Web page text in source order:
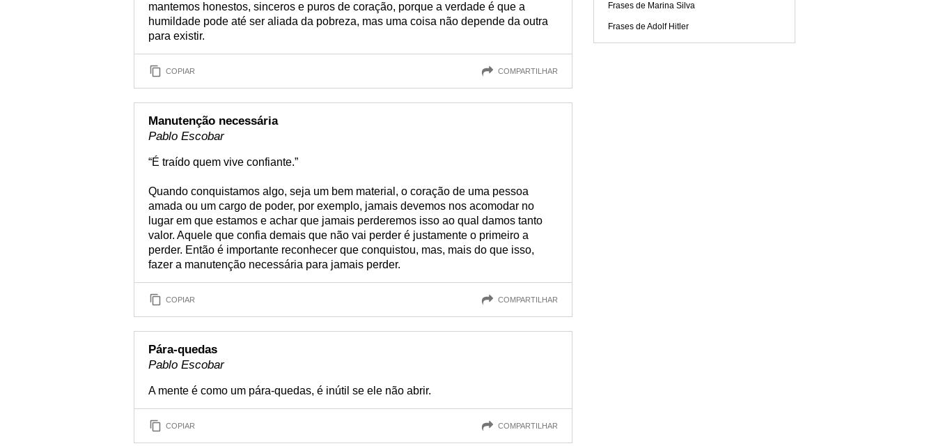
mantemos honestos, sinceros e puros de coração, porque a verdade é que a
humildade pode até ser aliada da pobreza, mas uma coisa não depende da outra
para existir.
COPIAR COMPARTILHAR
Manutenção necessária
Pablo Escobar
“É traído quem vive confiante.”
Quando conquistamos algo, seja um bem material, o coração de uma pessoa
amada ou um cargo de poder, por exemplo, jamais devemos nos acomodar no
lugar em que estamos e achar que jamais perderemos isso ao qual damos tanto
valor. Aquele que confia demais que não vai perder é justamente o primeiro a
perder. Então é importante reconhecer que conquistou, mas, mais do que isso,
fazer a manutenção necessária para jamais perder.
COPIAR COMPARTILHAR
Pára-quedas
Pablo Escobar
A mente é como um pára-quedas, é inútil se ele não abrir.
COPIAR COMPARTILHAR
Frases de Marina Silva
Frases de Adolf Hitler